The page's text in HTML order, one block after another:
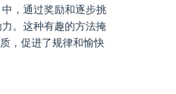
，通过奖励和逐步挑
。这种有趣的方法掩
，促进了规律和愉快